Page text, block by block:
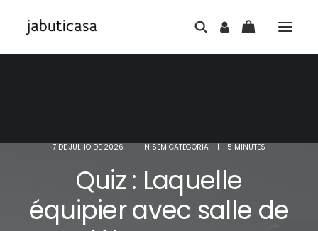
7 DE JULHO DE 2026 | IN SEM CATEGORIA | 5 MINUTES
Quiz : Laquelle
équipier avec salle de